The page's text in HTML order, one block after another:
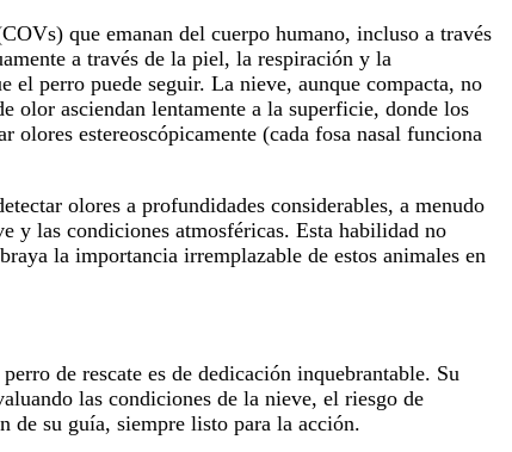
que emanan del cuerpo humano, incluso a través
a través de la piel, la respiración y la
el perro puede seguir. La nieve, aunque compacta, no
olor asciendan lentamente a la superficie, donde los
olores estereoscópicamente (cada fosa nasal funciona
olores a profundidades considerables, a menudo
y las condiciones atmosféricas. Esta habilidad no
la importancia irremplazable de estos animales en
de rescate es de dedicación inquebrantable. Su
las condiciones de la nieve, el riesgo de
de su guía, siempre listo para la acción.